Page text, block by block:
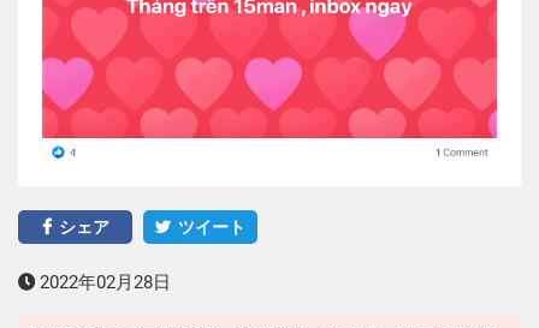
シェア ツイート
2022年02月28日